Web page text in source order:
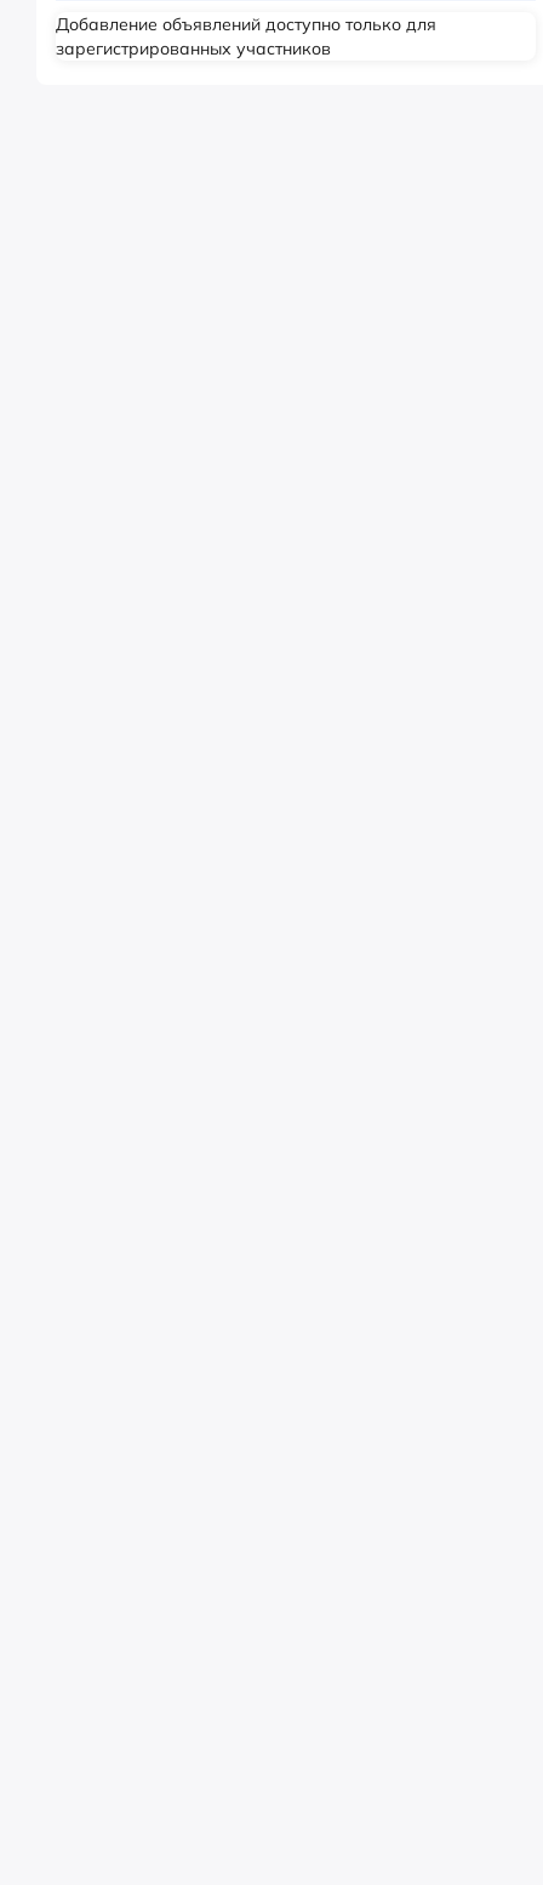
Добавление объявлений доступно только для
зарегистрированных участников